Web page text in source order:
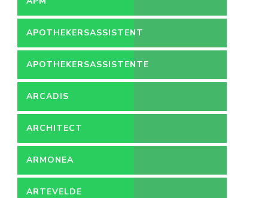
APOTHEKERSASSISTENT
APOTHEKERSASSISTENTE
ARCADIS
ARCHITECT
ARMONEA
ARTEVELDE